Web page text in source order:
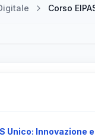
Corso
Unico: Innovazione